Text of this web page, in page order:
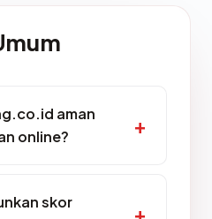
aman
online?
skor